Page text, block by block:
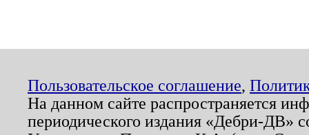
Пользовательское соглашение,
На данном сайте распространяется
периодического издания «Дебри-ДВ»